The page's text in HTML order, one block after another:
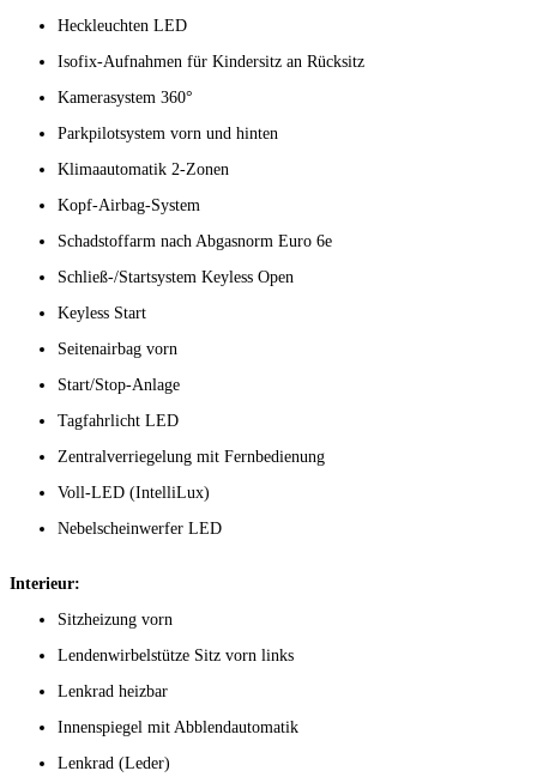
Heckleuchten LED
Isofix-Aufnahmen für Kindersitz an Rücksitz
Kamerasystem 360°
Parkpilotsystem vorn und hinten
Klimaautomatik 2-Zonen
Kopf-Airbag-System
Schadstoffarm nach Abgasnorm Euro 6e
Schließ-/Startsystem Keyless Open
Keyless Start
Seitenairbag vorn
Start/Stop-Anlage
Tagfahrlicht LED
Zentralverriegelung mit Fernbedienung
Voll-LED (IntelliLux)
Nebelscheinwerfer LED
Interieur:
Sitzheizung vorn
Lendenwirbelstütze Sitz vorn links
Lenkrad heizbar
Innenspiegel mit Abblendautomatik
Lenkrad (Leder)